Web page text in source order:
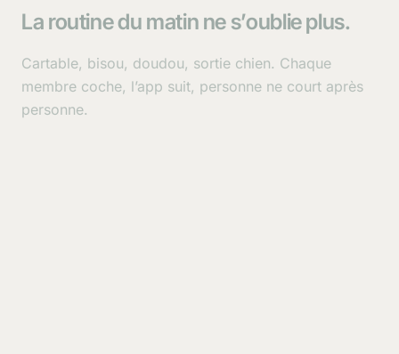
La routine du matin ne s’oublie plus.
Cartable, bisou, doudou, sortie chien. Chaque
membre coche, l’app suit, personne ne court après
personne.